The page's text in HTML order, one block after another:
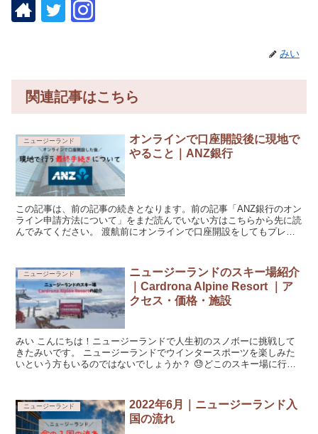
みい
関連記事はこちら
ニュージーランド
オンラインで口座開設後に現地で
やること｜ANZ銀行
この記事は、前の記事の続きとなります。前の記事「ANZ銀行のオン
ライン申請方法について」をまだ読んでいない方はこちらから先に読
んでみてください。 渡航前にオンラインで口座開設をしてもプレオ
ニュージーランド
ニュージーランドのスキー場紹介
｜Cardrona Alpine Resort ｜ア
クセス・価格・施設
みい こんにちは！ニュージーランドで人生初のスノボーに挑戦して
きたみいです。 ニュージーランドでウインタースポーツを楽しみた
いという方もいるのではないでしょうか？ 😓どこのスキー場に行け
ニュージーランド
2022年6月｜ニュージーランド入
国の流れ